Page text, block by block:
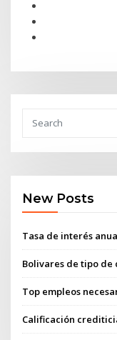
New Posts
Tasa de interés
Bolivares de tipo de
Top empleos
Calificación